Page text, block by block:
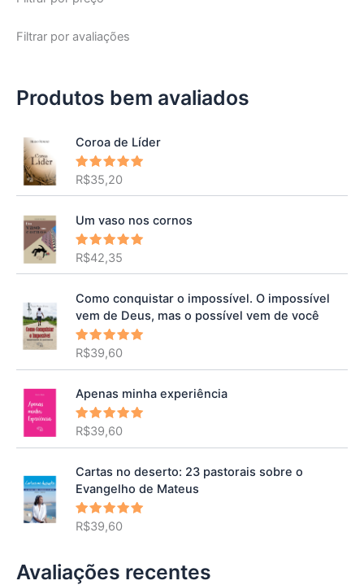
Filtrar por avaliações
Produtos bem avaliados
Coroa de Líder
Avaliação
de 5
R$35,20
Um vaso nos cornos
Avaliação
de 5
R$42,35
Como conquistar o impossível. O impossível
vem de Deus, mas o possível vem de você
Avaliação
de 5
R$39,60
Apenas minha experiência
Avaliação
de 5
R$39,60
Cartas no deserto: 23 pastorais sobre o
Evangelho de Mateus
Avaliação
de 5
R$39,60
Avaliações recentes